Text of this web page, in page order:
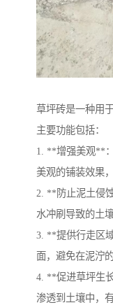
草坪砖是一种用
主要功能包括：
1. **增强美观**
美观的铺装效果
2. **防止泥土侵
水冲刷导致的土壤
3. **提供行走区
面，避免在泥泞
4. **促进草坪生
渗透到土壤中，